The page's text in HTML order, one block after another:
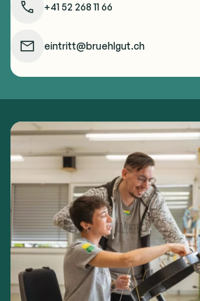
+41 52 268 11 66
eintritt@bruehlgut.ch